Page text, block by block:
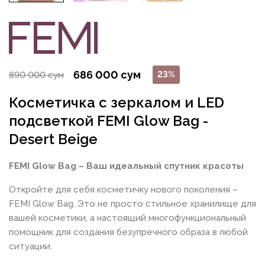
890 000 сум 686 000 сум 23%
Косметичка с зеркалом и LED
подсветкой FEMI Glow Bag -
Desert Beige
FEMI Glow Bag – Ваш идеальный спутник красоты
Откройте для себя косметичку нового поколения –
FEMI Glow Bag. Это не просто стильное хранилище для
вашей косметики, а настоящий многофункциональный
помощник для создания безупречного образа в любой
ситуации.